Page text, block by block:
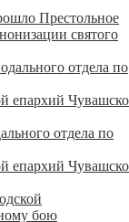
Престольное
святого
отдела по
епархий